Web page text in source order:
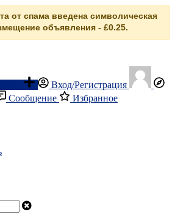
от спама введена символическая
объявления - £0.25.
Вход/Регистрация
Сообщение Избранное